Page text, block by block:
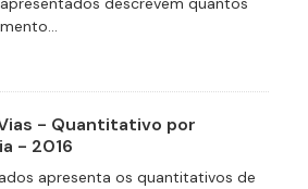
- Quantitativo por
- 2016
apresenta os quantitativos de